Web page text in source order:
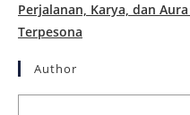
Perjalanan, Karya, dan
Terpesona
Author